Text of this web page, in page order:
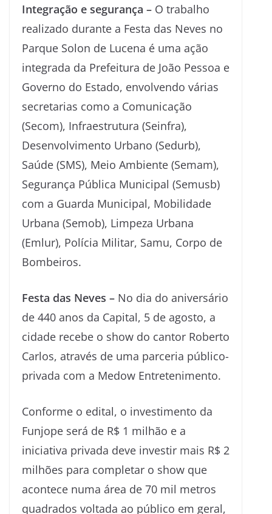
Integração e segurança – O trabalho
realizado durante a Festa das Neves no
Parque Solon de Lucena é uma ação
integrada da Prefeitura de João Pessoa e
Governo do Estado, envolvendo várias
secretarias como a Comunicação
(Secom), Infraestrutura (Seinfra),
Desenvolvimento Urbano (Sedurb),
Saúde (SMS), Meio Ambiente (Semam),
Segurança Pública Municipal (Semusb)
com a Guarda Municipal, Mobilidade
Urbana (Semob), Limpeza Urbana
(Emlur), Polícia Militar, Samu, Corpo de
Bombeiros.
Festa das Neves – No dia do aniversário
de 440 anos da Capital, 5 de agosto, a
cidade recebe o show do cantor Roberto
Carlos, através de uma parceria público-
privada com a Medow Entretenimento.
Conforme o edital, o investimento da
Funjope será de R$ 1 milhão e a
iniciativa privada deve investir mais R$ 2
milhões para completar o show que
acontece numa área de 70 mil metros
quadrados voltada ao público em geral,